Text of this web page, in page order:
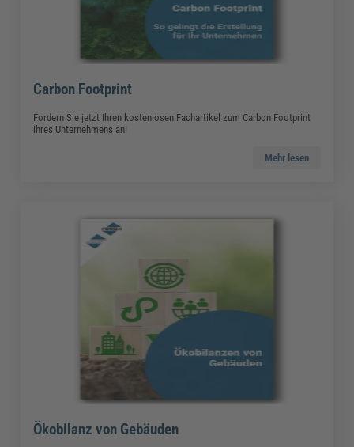
Carbon Footprint
Fordern Sie jetzt Ihren kostenlosen Fachartikel zum Carbon Footprint
ihres Unternehmens an!
Mehr lesen
Ökobilanz von Gebäuden